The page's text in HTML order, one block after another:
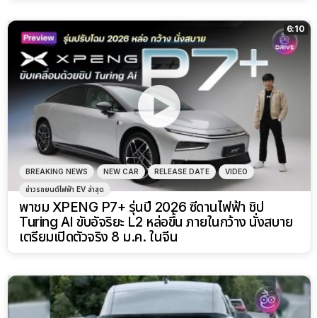
6:10
BREAKING NEWS NEW CAR RELEASE DATE VIDEO
ข่าวรถยนต์ไฟฟ้า EV ล่าสุด
พาชม XPENG P7+ รุ่นปี 2026 ซีดานไฟฟ้า ชิป
Turing AI ขับอัจริยะ L2 หล่อขึ้น ภายในกว้าง นั่งสบาย
เตรียมเปิดตัวจริง 8 ม.ค. ในจีน